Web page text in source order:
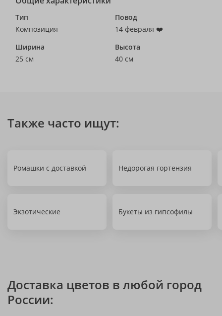
Тип
Композиция
Повод
14 февраля ❤️
Ширина
25 см
Высота
40 см
Также часто ищут:
Ромашки с доставкой Недорогая гортензия
Экзотические Букеты из гипсофилы
Доставка цветов в любой город
России: